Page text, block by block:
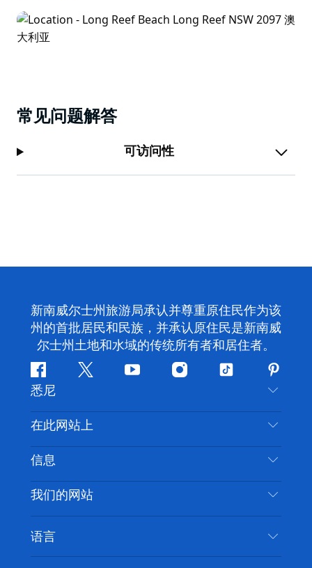
常见问题解答
可访问性
新南威尔士州旅游局承认并尊重原住民作为该
州的首批居民和民族，并承认原住民是新南威
尔士州土地和水域的传统所有者和居住者。
Facebook叽
喳
喳
YouTubeInstagram
抖
悉尼
联系我们
免责声明
隐私
Cookie 通知
在此网站上
目的地
推荐活动
新南威尔士州公路旅行
活动
住宿
信息
旅行信息
无障碍悉尼
列出您的业务
我们的网站
语言